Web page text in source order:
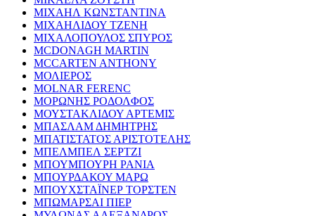
ΜΙΧΑΗΛ ΚΩΝΣΤΑΝΤΙΝΑ
ΜΙΧΑΗΛΙΔΟΥ ΤΖΕΝΗ
ΜΙΧΑΛΟΠΟΥΛΟΣ ΣΠΥΡΟΣ
MCDONAGH MARTIN
MCCARTEN ANTHONY
ΜΟΛΙΕΡΟΣ
MOLNAR FERENC
ΜΟΡΩΝΗΣ ΡΟΔΟΛΦΟΣ
ΜΟΥΣΤΑΚΛΙΔΟΥ ΑΡΤΕΜΙΣ
ΜΠΑΣΛΑΜ ΔΗΜΗΤΡΗΣ
ΜΠΑΤΙΣΤΑΤΟΣ ΑΡΙΣΤΟΤΕΛΗΣ
ΜΠΕΛΜΠΕΛ ΣΕΡΤΖΙ
ΜΠΟΥΜΠΟΥΡΗ ΡΑΝΙΑ
ΜΠΟΥΡΔΑΚΟΥ ΜΑΡΩ
ΜΠΟΥΧΣΤΑΪΝΕΡ ΤΟΡΣΤΕΝ
ΜΠΩΜΑΡΣΑΙ ΠΙΕΡ